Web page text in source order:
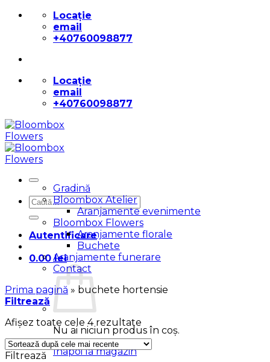
Skip
content
Locație
email
+40760098877
Locație
email
+40760098877
Caută
după:
Autentificare
0.00lei
Nu ai niciun produs în coș.
Înapoi la magazin
Gradină
Bloombox Atelier
Aranjamente evenimente
Bloombox Flowers
Aranjamente florale
Buchete
Aranjamente funerare
Contact
Prima pagină » buchete hortensie
Filtrează
Afișez toate cele 4 rezultate
după
cele
Filtrează